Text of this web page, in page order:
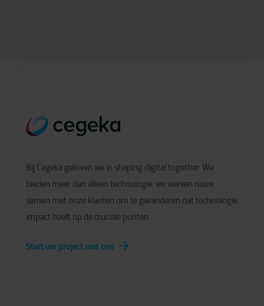
Bij Cegeka geloven we in shaping digital together. We
bieden meer dan alleen technologie; we werken nauw
samen met onze klanten om te garanderen dat technologie
impact heeft op de cruciale punten.
Start uw project met ons